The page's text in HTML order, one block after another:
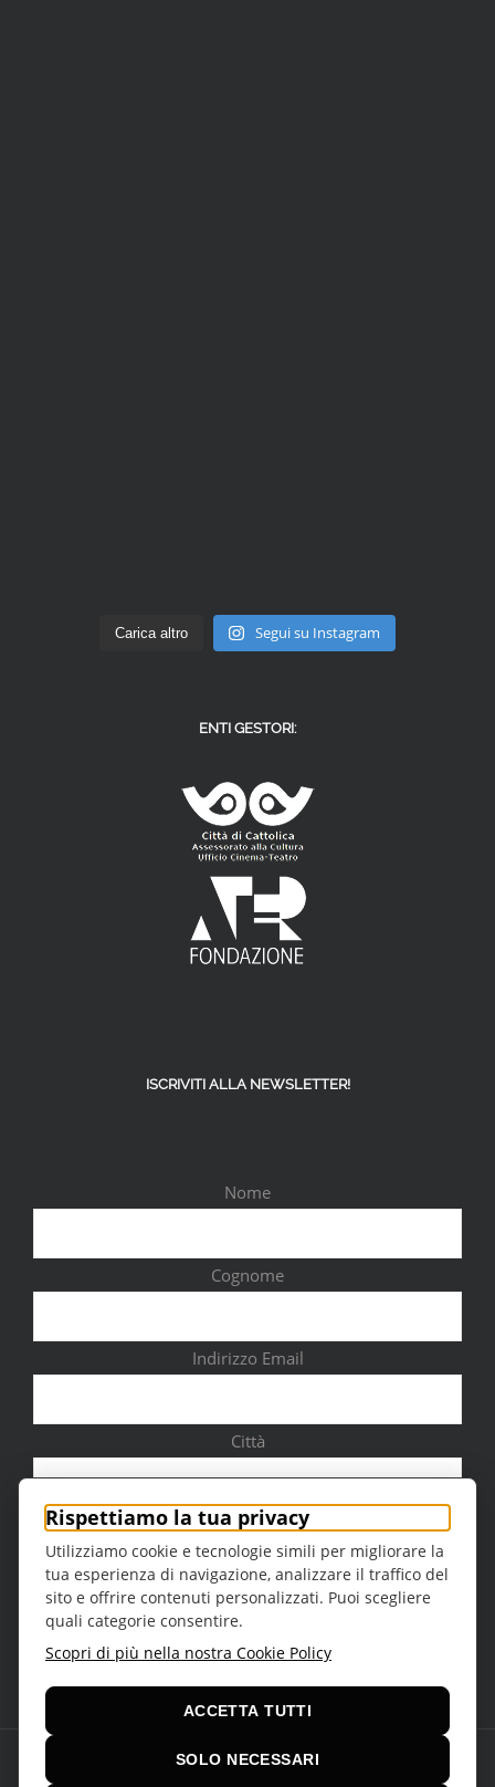
Carica altro Segui su Instagram
ENTI GESTORI:
ISCRIVITI ALLA NEWSLETTER!
Nome
Cognome
Indirizzo Email
Città
Sesso
2026 | Teatro della Regina Theme by
Rispettiamo la tua privacy
Utilizziamo cookie e tecnologie simili per migliorare la
tua esperienza di navigazione, analizzare il traffico del
sito e offrire contenuti personalizzati. Puoi scegliere
quali categorie consentire.
Scopri di più nella nostra Cookie Policy
ACCETTA TUTTI
SOLO NECESSARI